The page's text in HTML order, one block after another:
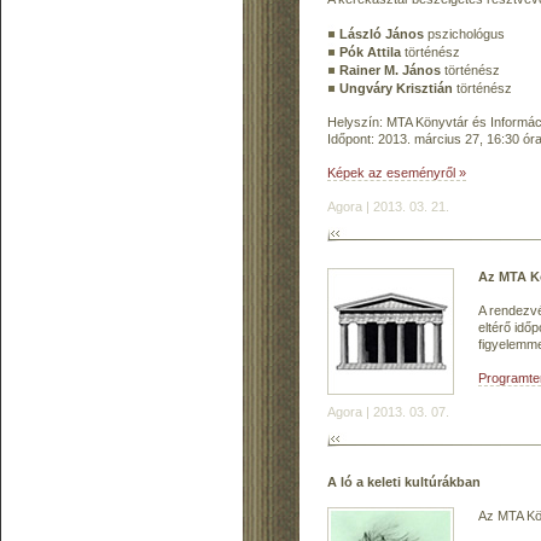
László János pszichológus
Pók Attila történész
Rainer M. János történész
Ungváry Krisztián történész
Helyszín: MTA Könyvtár és
Időpont: 2013. március 27, 16:30 óra
Képek az eseményről »
Agora | 2013. 03. 21.
Az MTA
A
eltérő
Agora | 2013. 03. 07.
A ló a keleti kultúrákban
Az MTA